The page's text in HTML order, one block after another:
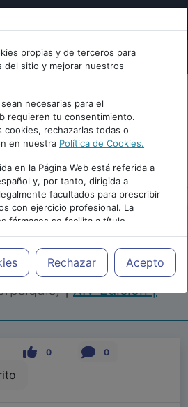
propias y de terceros para
del sitio y mejorar nuestros
necesarias para el
requieren tu consentimiento.
cookies, rechazarlas todas o
en nuestra Política de Cookies.
en la Página Web está referida a
y, por tanto, dirigida a
facultados para prescribir
con ejercicio profesional. La
fármacos se facilita a título
responsabilidad de los
prescribir medicamentos y decidir, en
más adecuado a las
Rechazar Acepto
|Congreso Virtual
Psicología y
|XIV Edición |
0 0